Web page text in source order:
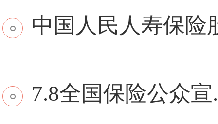
中国人民人寿保险
7.8全国保险公众宣